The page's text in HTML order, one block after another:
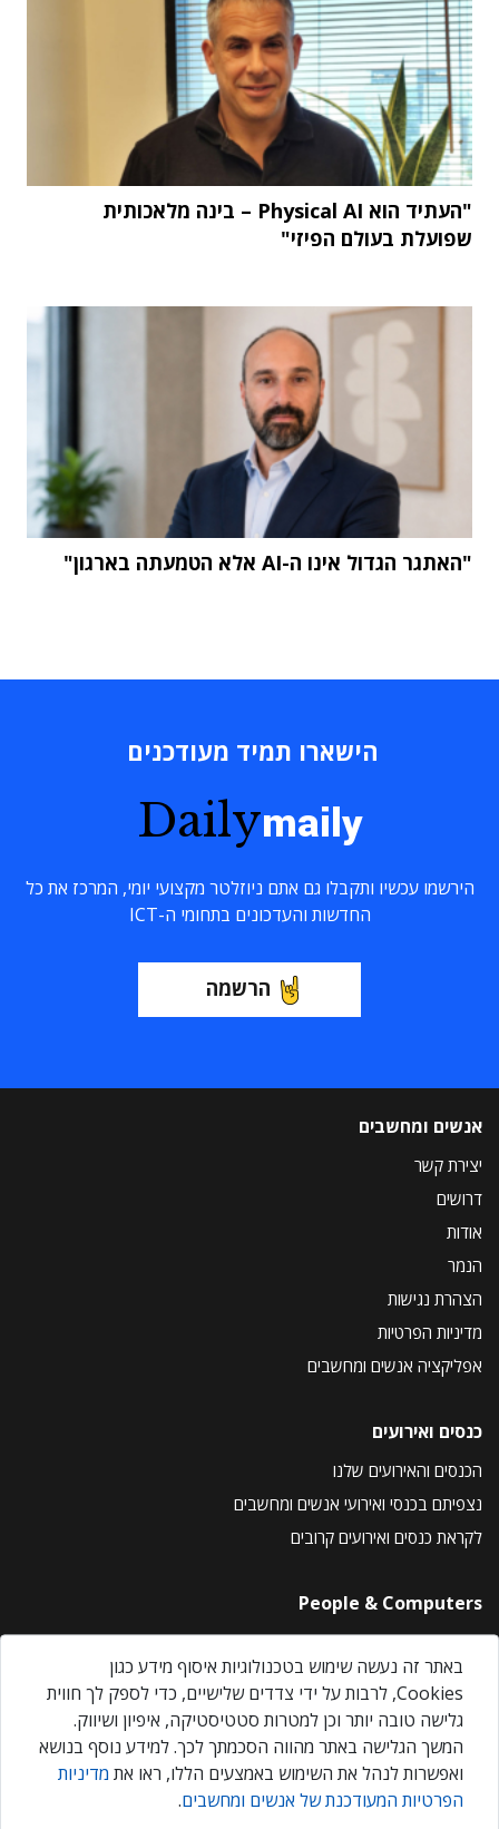
"העתיד הוא Physical AI – בינה מלאכותית
שפועלת בעולם הפיזי"
"האתגר הגדול אינו ה-AI אלא הטמעתה בארגון"
הישארו תמיד מעודכנים
Dailymaily
הירשמו עכשיו ותקבלו גם אתם ניוזלטר מקצועי יומי, המרכז את כל
החדשות והעדכונים בתחומי ה-ICT
הרשמה
אנשים ומחשבים
יצירת קשר
דרושים
אודות
הנמר
הצהרת נגישות
מדיניות הפרטיות
אפליקציה אנשים ומחשבים
כנסים ואירועים
הכנסים והאירועים שלנו
נצפיתם בכנסי ואירועי אנשים ומחשבים
לקראת כנסים ואירועים קרובים
People & Computers
About Us
Privacy Policy
Contact Us
Our Events
באתר זה נעשה שימוש בטכנולוגיות איסוף מידע כגון
Cookies, לרבות על ידי צדדים שלישיים, כדי לספק לך חווית
גלישה טובה יותר וכן למטרות סטטיסטיקה, איפיון ושיווק.
המשך הגלישה באתר מהווה הסכמתך לכך. למידע נוסף בנושא
ואפשרות לנהל את השימוש באמצעים הללו, ראו את מדיניות
הפרטיות המעודכנת של אנשים ומחשבים.